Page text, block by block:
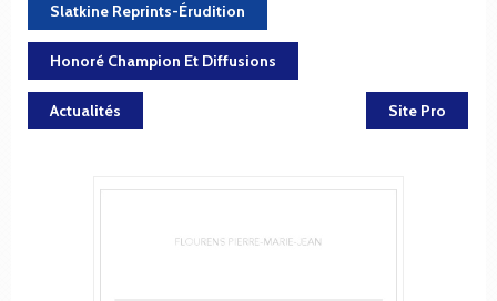
Slatkine Reprints-Érudition
Honoré Champion Et Diffusions
Actualités Site Pro